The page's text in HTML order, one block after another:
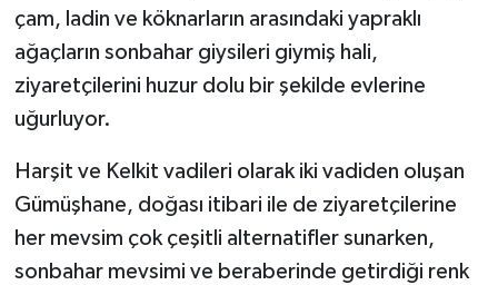
çam, ladin ve köknarların arasındaki yapraklı
ağaçların sonbahar giysileri giymiş hali,
ziyaretçilerini huzur dolu bir şekilde evlerine
uğurluyor.
Harşit ve Kelkit vadileri olarak iki vadiden oluşan
Gümüşhane, doğası itibari ile de ziyaretçilerine
her mevsim çok çeşitli alternatifler sunarken,
sonbahar mevsimi ve beraberinde getirdiği renk